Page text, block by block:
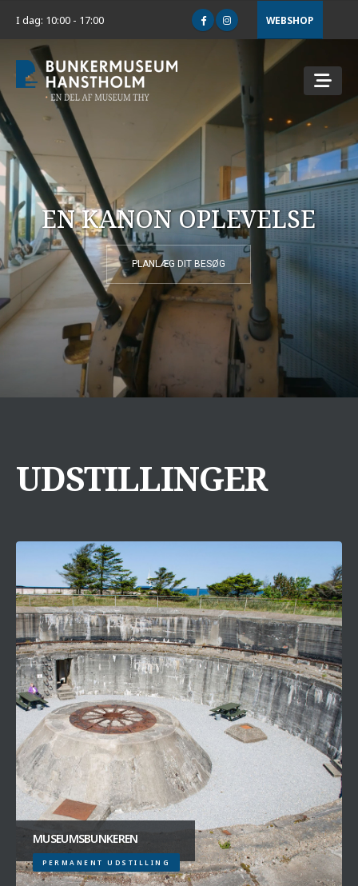
I dag: 10:00 - 17:00 WEBSHOP
EN KANON OPLEVELSE
PLANLÆG DIT BESØG
UDSTILLINGER
MUSEUMSBUNKEREN
PERMANENT UDSTILLING